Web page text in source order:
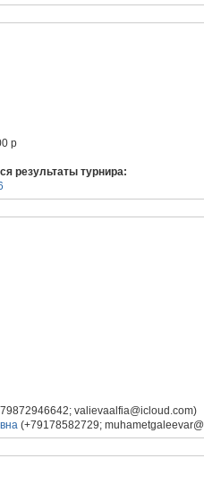
р
результаты турнира:
valievaalfia@icloud.com)
(+79178582729;